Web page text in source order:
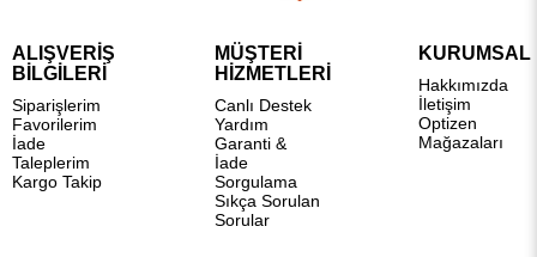
ALIŞVERİŞ
BİLGİLERİ
Siparişlerim
Favorilerim
İade
Taleplerim
Kargo Takip
MÜŞTERİ
HİZMETLERİ
Canlı Destek
Yardım
Garanti &
İade
Sorgulama
Sıkça Sorulan
Sorular
KURUMSAL
Hakkımızda
İletişim
Optizen
Mağazaları